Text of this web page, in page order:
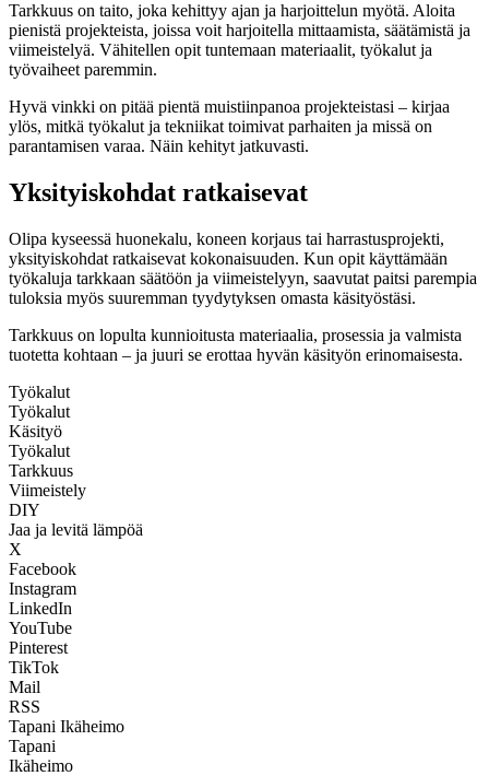
Tarkkuus on taito, joka kehittyy ajan ja harjoittelun myötä. Aloita
pienistä projekteista, joissa voit harjoitella mittaamista, säätämistä ja
viimeistelyä. Vähitellen opit tuntemaan materiaalit, työkalut ja
työvaiheet paremmin.
Hyvä vinkki on pitää pientä muistiinpanoa projekteistasi – kirjaa
ylös, mitkä työkalut ja tekniikat toimivat parhaiten ja missä on
parantamisen varaa. Näin kehityt jatkuvasti.
Yksityiskohdat ratkaisevat
Olipa kyseessä huonekalu, koneen korjaus tai harrastusprojekti,
yksityiskohdat ratkaisevat kokonaisuuden. Kun opit käyttämään
työkaluja tarkkaan säätöön ja viimeistelyyn, saavutat paitsi parempia
tuloksia myös suuremman tyydytyksen omasta käsityöstäsi.
Tarkkuus on lopulta kunnioitusta materiaalia, prosessia ja valmista
tuotetta kohtaan – ja juuri se erottaa hyvän käsityön erinomaisesta.
Työkalut
Työkalut
Käsityö
Työkalut
Tarkkuus
Viimeistely
DIY
Jaa ja levitä lämpöä
X
Facebook
Instagram
LinkedIn
YouTube
Pinterest
TikTok
Mail
RSS
Tapani Ikäheimo
Tapani
Ikäheimo